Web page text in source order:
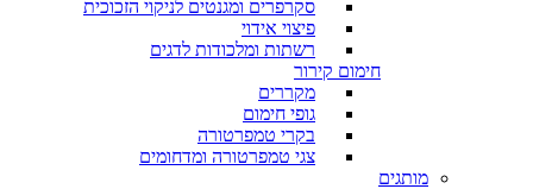
סקרפרים ומגנטים לניקוי הזכוכית
פיצוי אידוי
רשתות ומלכודות לדגים
חימום קירור
מקררים
גופי חימום
בקרי טמפרטורה
צגי טמפרטורה ומדחומים
מותגים